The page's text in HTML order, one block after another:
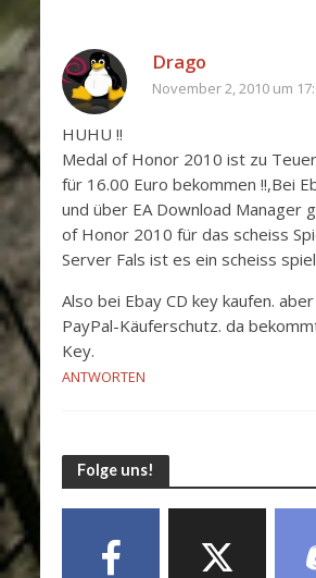
Drago
November 2, 2010 um
HUHU !!
Medal of Honor 2010 ist zu
für 16.00 Euro bekommen !!,Bei
und über EA Download Manager
of Honor 2010 für das scheiss
Server Fals ist es ein scheiss
Also bei Ebay CD key kaufen.
PayPal-Käuferschutz. da
Key.
ANTWORTEN
Folge uns!